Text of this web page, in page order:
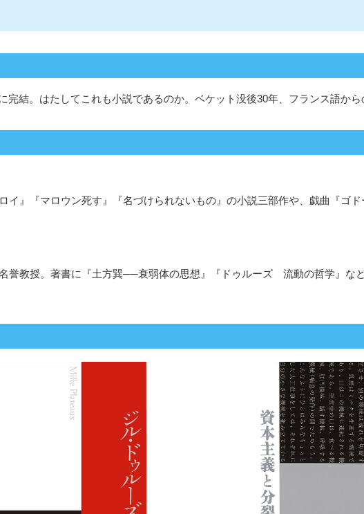
完結。はたしてこれも小説であるのか。ベケット没後30年、フランス語か
イ』『マロウン死す』『名づけられないもの』の小説三部作や、戯曲『ゴ
誉教授。著書に『土方巽──衰弱体の思想』『ドゥルーズ 流動の哲学』な